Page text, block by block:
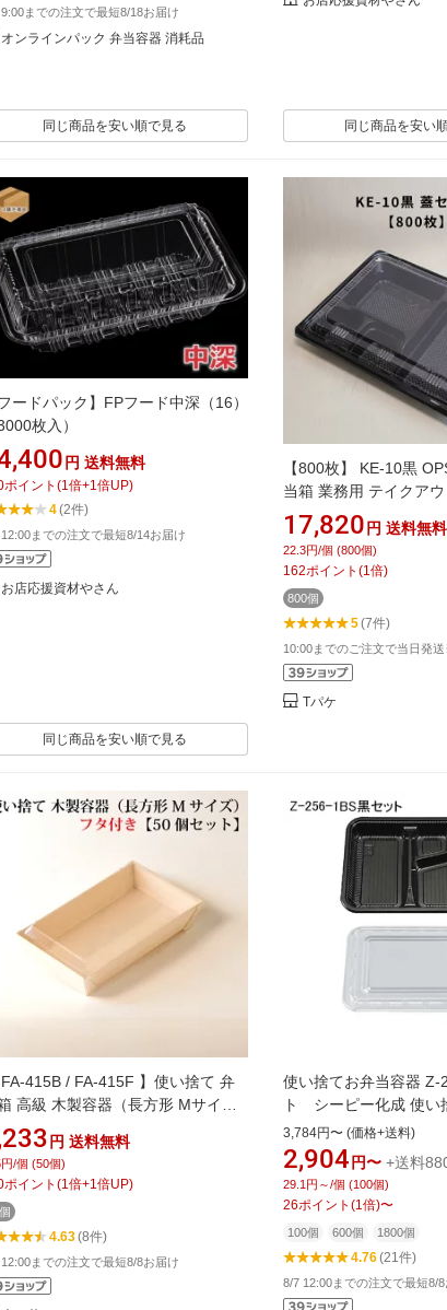
子レンジ対応 フタ付き フタ付 蓋
嵌合蓋（z-253 z-256は乗せ蓋）
までの注文で最短8/18お届け
オンラインパック 弁当容器 消耗品
同じ商品を安い順で見る 同じ商品を安い
フードパック】FPフード中深（16）
3000枚入）
円 送料無料
ポイント (1 倍+1 倍UP)
4(2件)
までの注文で最短8/14お届け
お店応援資材やさん
同じ商品を安い順で見る
【800枚】 KE-10黒
当箱 業務用 テイクアウ
お持ち帰り 宅配 レンジ
17,820 円 送料無料
22.3円/個 (800個)
162ポイント (1倍)
800個
5(7件)
10:00までのご注文で当日発
Tパケ
FA-415B / FA-415F 】使い捨て 弁
高級 木製容器（長方形 Mサイ
【透明フタ付き】【50個セット】
ウッド 長角折箱1.5合 おせち 重
弁当箱 折箱 ランチボックス 箱 収
ボックス 天然 【スクエア型】 環境
さしい テイクアウト 容器 レンジ
円 送料無料
円/個 (50個)
ポイント (1倍+1倍UP)
4.63(8件)
までの注文で最短8/8お届け
使い捨てお弁当容器 Z-
ト シーピー化成 使い
弁当容器 業務用 宅配
アウト
3,784円〜 (価格+送料)
2,904 円〜 +送料
29.1円～/個 (100個)
26ポイント (1倍)〜
100個 600個 1800個
4.76(21件)
8/7 12:00までの注文で最短8/8